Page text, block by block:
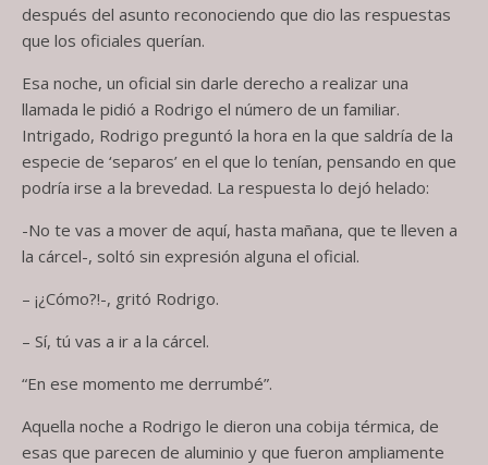
después del asunto reconociendo que dio las respuestas
que los oficiales querían.
Esa noche, un oficial sin darle derecho a realizar una
llamada le pidió a Rodrigo el número de un familiar.
Intrigado, Rodrigo preguntó la hora en la que saldría de la
especie de ‘separos’ en el que lo tenían, pensando en que
podría irse a la brevedad. La respuesta lo dejó helado:
-No te vas a mover de aquí, hasta mañana, que te lleven a
la cárcel-, soltó sin expresión alguna el oficial.
– ¡¿Cómo?!-, gritó Rodrigo.
– Sí, tú vas a ir a la cárcel.
“En ese momento me derrumbé”.
Aquella noche a Rodrigo le dieron una cobija térmica, de
esas que parecen de aluminio y que fueron ampliamente